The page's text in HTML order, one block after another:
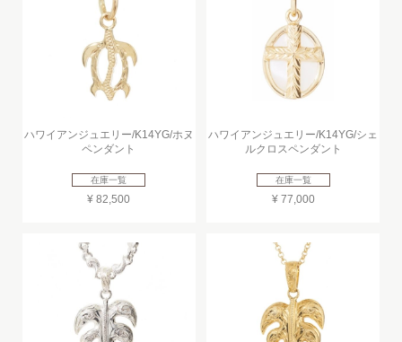
ハワイアンジュエリー/K14YG/ホヌ
ペンダント
在庫一覧
¥ 82,500
ハワイアンジュエリー/K14YG/シェ
ルクロスペンダント
在庫一覧
¥ 77,000